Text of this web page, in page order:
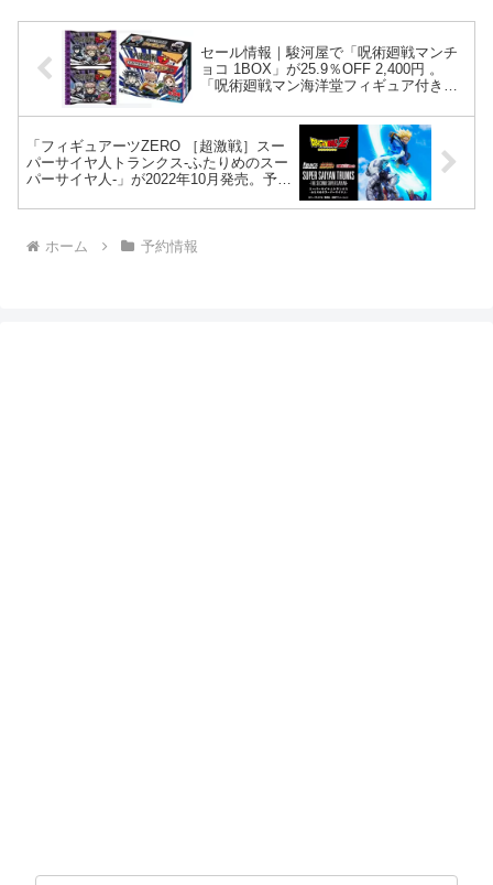
セール情報｜駿河屋で「呪術廻戦マンチ
ョコ 1BOX」が25.9％OFF 2,400円 。
「呪術廻戦マン海洋堂フィギュア付きチ
イムセール中【ビックリマン】
「フィギュアーツZERO ［超激戦］スー
パーサイヤ人トランクス-ふたりめのスー
パーサイヤ人-」が2022年10月発売。予約
ホーム 予約情報